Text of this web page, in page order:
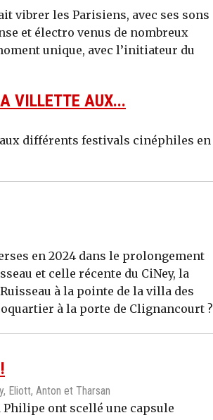
vibrer les Parisiens, avec ses sons
et électro venus de nombreux
unique, avec l’initiateur du
VILLETTE AUX...
différents festivals cinéphiles en
en 2024 dans le prolongement
et celle récente du CiNey, la
à la pointe de la villa des
à la porte de Clignancourt ?
Eliott, Anton et Tharsan
ont scellé une capsule